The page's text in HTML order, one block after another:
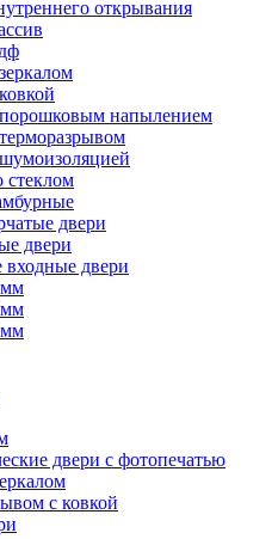
открывания
напылением
стеклом
двери
двери
двери
мм
мм
мм
двери с фотопечатью
с ковкой